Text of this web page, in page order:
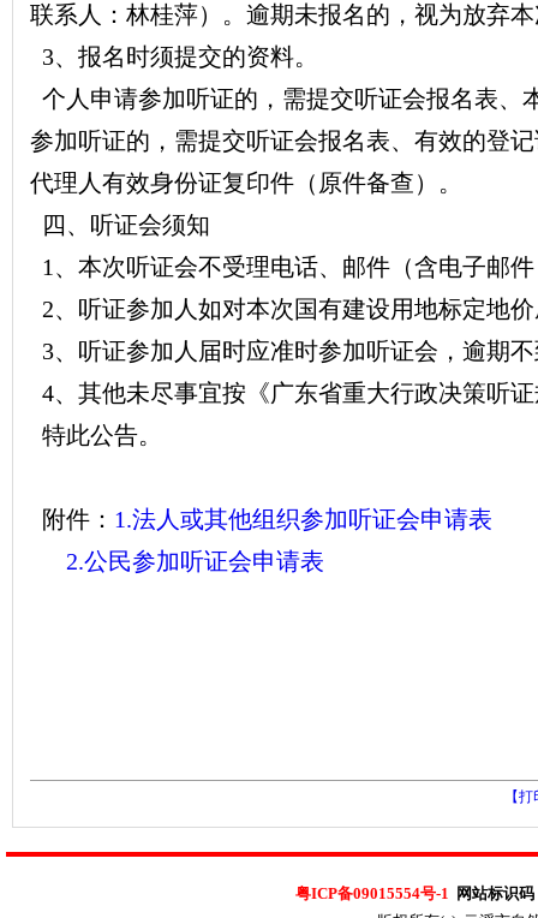
联系人：林桂萍）。逾期未报名的，视为放弃
3、报名时须提交的资料。
个人申请参加听证的，需提交听证会报名表
参加听证的，需提交听证会报名表、有效的登
代理人有效身份证复印件（原件备查）。
四、听证会须知
1、本次听证会不受理电话、邮件（含电子邮
2、听证参加人如对本次国有建设用地标定地
3、听证参加人届时应准时参加听证会，逾期
4、其他未尽事宜按《广东省重大行政决策听
特此公告。
附件： 1.法人或其他组织参加听证会申请表
2.公民参加听证会申请表
【
粤ICP备09015554号-1 网站标识